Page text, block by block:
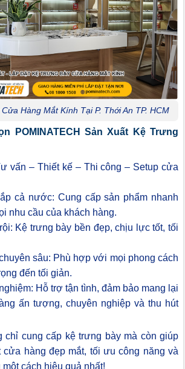
Hàng Mắt Kính Tại P. Thới An TP. HCM
POMINATECH Sản Xuất Kệ Trưng
vấn – Thiết kế – Thi công – Setup cửa
cả nước: Cung cấp sản phẩm nhanh
nhu cầu của khách hàng.
Kệ trưng bày bền đẹp, chịu lực tốt, tối
sâu: Phù hợp với mọi phong cách
đến tối giản.
Hỗ trợ tận tình, đảm bảo mang lại
ấn tượng, chuyên nghiệp và thu hút
chỉ cung cấp kệ trưng bày mà còn giúp
cửa hàng đẹp mắt, tối ưu công năng và
cách hiệu quả nhất!